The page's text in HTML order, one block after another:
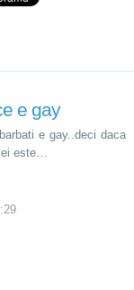
e gay
e gay..deci daca
ei este…